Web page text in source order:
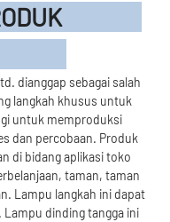
PRODUK
dianggap sebagai salah
langkah khusus untuk
untuk memproduksi
dan percobaan. Produk
di bidang aplikasi toko
taman, taman
Lampu langkah ini dapat
dinding tangga ini